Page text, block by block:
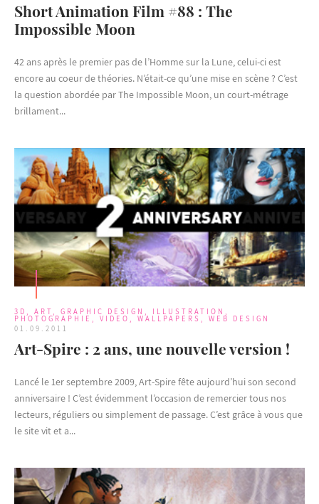
Short Animation Film #88 : The
Impossible Moon
42 ans après le premier pas de l’Homme sur la Lune, celui-ci est
encore au coeur de théories. N’était-ce qu’une mise en scène ? C’est
la question abordée par The Impossible Moon, un court-métrage
brillament...
3D , ART , GRAPHIC DESIGN , ILLUSTRATION ,
PHOTOGRAPHIE , VIDEO , WALLPAPERS , WEB DESIGN
01.09.2011
Art-Spire : 2 ans, une nouvelle version !
Lancé le 1er septembre 2009, Art-Spire fête aujourd’hui son second
anniversaire ! C’est évidemment l’occasion de remercier tous nos
lecteurs, réguliers ou simplement de passage. C’est grâce à vous que
le site vit et a...